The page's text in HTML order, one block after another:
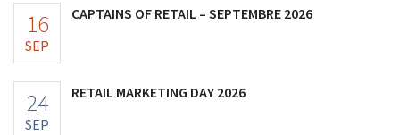
16
SEP
CAPTAINS OF RETAIL – SEPTEMBRE 2026
24
SEP
RETAIL MARKETING DAY 2026